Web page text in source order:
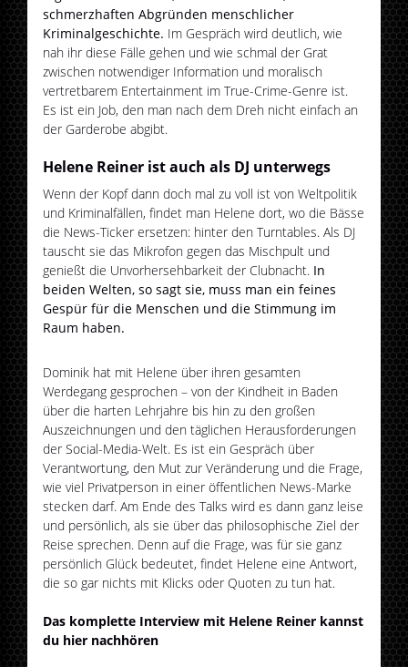
schmerzhaften Abgründen menschlicher
Kriminalgeschichte. Im Gespräch wird deutlich, wie
nah ihr diese Fälle gehen und wie schmal der Grat
zwischen notwendiger Information und moralisch
vertretbarem Entertainment im True-Crime-Genre ist.
Es ist ein Job, den man nach dem Dreh nicht einfach an
der Garderobe abgibt.
Helene Reiner ist auch als DJ unterwegs
Wenn der Kopf dann doch mal zu voll ist von Weltpolitik
und Kriminalfällen, findet man Helene dort, wo die Bässe
die News-Ticker ersetzen: hinter den Turntables. Als DJ
tauscht sie das Mikrofon gegen das Mischpult und
genießt die Unvorhersehbarkeit der Clubnacht. In
beiden Welten, so sagt sie, muss man ein feines
Gespür für die Menschen und die Stimmung im
Raum haben.
Dominik hat mit Helene über ihren gesamten
Werdegang gesprochen – von der Kindheit in Baden
über die harten Lehrjahre bis hin zu den großen
Auszeichnungen und den täglichen Herausforderungen
der Social-Media-Welt. Es ist ein Gespräch über
Verantwortung, den Mut zur Veränderung und die Frage,
wie viel Privatperson in einer öffentlichen News-Marke
stecken darf. Am Ende des Talks wird es dann ganz leise
und persönlich, als sie über das philosophische Ziel der
Reise sprechen. Denn auf die Frage, was für sie ganz
persönlich Glück bedeutet, findet Helene eine Antwort,
die so gar nichts mit Klicks oder Quoten zu tun hat.
Das komplette Interview mit Helene Reiner kannst
du hier nachhören